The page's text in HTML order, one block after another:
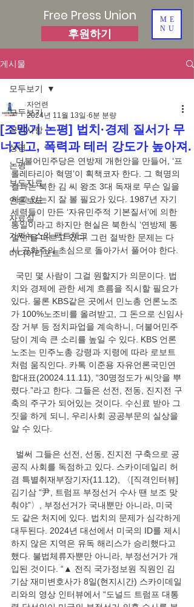
Free Press Union
후원하기
ME
NU
게시물
모두보기
공지사항
성명
논평
보도자료
언론보도
자료실
가짜뉴스와 팩트체크
미디어리포트
모두보기
[조맹기 논평] 법치·경제 질서가 무
너지고, 폭력과 테러 강도가 높아져.
자언련
2024년 11월 13일 6분 분량
더불어민주당은 연방제 개헌안을 만들어, ‘프
롤레타리아 혁명’이 획책코자 한다. 그 혁명의
결과는 북한 김 씨 왕조 3대 독재로 무슨 일을
하고 있는지 잘 볼 필요가 있다. 1987년 자기
세력들이 만든 ‘자유민주적 기본질서’에 의한
통일이라고 하지만 현실은 북한식 ‘연방제 통
일안’을 따르고 있다. 그런 절박한 문제는 다
시 공화주의 초심으로 돌아가서 풀어야 한다.
국민 몇 사람이 그걸 원할지가 의문이다. 법
치와 경제에 관한 세계 흐름을 직시할 필요가
있다. 물론 KBS같은 곳에서 민노총 언론노조
가 100%노조비를 올려받고, 그 돈으로 신임사
장 거부 등 정치파업을 계속하니, 더불어민주
당이 계속 큰 소리를 높일 수 있다. KBS 언론
노조는 민주노총 강령과 지령에 따라 로보트
처럼 움직인다. 카톡 이준용 자유언론국민연
합대표(20024.11.11), “30명정도가 씨앗을 뿌
렸다.”라고 한다. 그들은 선전, 전동, 진지전 구
축의 주구가 되어있는 것이다. 수신료 받아 그
짓을 하게 되니, 우리사회 공공부문의 실상을
알 수 있다.
벌써 그들은 선전, 선동, 진지전 구축으로 공
공직 사회를 독점하고 있다. 스카이데일리 허
겸 특별취재부장기자(11.12), 〈[직격인터뷰]
김기삼 “尹, 트럼프 부정선거 수사 땐 보조 맞
춰야”〉, 부정선거가 국내뿐만 아니라, 미국
도 같은 처지에 있다. 법치의 문제가 심각하게
대두된다. 2024년 대선에서 미국의 ID를 제시
하지 않은 지역은 유독 해리스가 승리했다고
했다. 불법체류자뿐만 아니라, 부정선거가 개
입된 것이다. “▲ 전직 국가정보원 직원인 김
기삼 재미변호사가 8일(현지시간) 스카이데일
리와의 영상 인터뷰에서 “도널드 트럼프 대통